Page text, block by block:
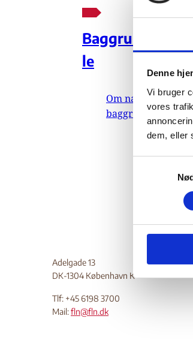
Denne
Vi bruger
vores
dem, eller
v
le
Om nævnets
Adelgade 13
DK-1304 København K
Tlf: +45 6198 3700
Mail:fln@fln.dk